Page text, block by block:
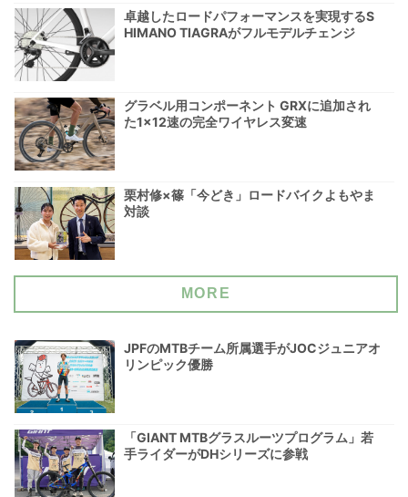
卓越したロードパフォーマンスを実現するS
HIMANO TIAGRAがフルモデルチェンジ
グラベル用コンポーネント GRXに追加され
た1×12速の完全ワイヤレス変速
栗村修×篠「今どき」ロードバイクよもやま
対談
MORE
JPFのMTBチーム所属選手がJOCジュニアオ
リンピック優勝
「GIANT MTBグラスルーツプログラム」若
手ライダーがDHシリーズに参戦